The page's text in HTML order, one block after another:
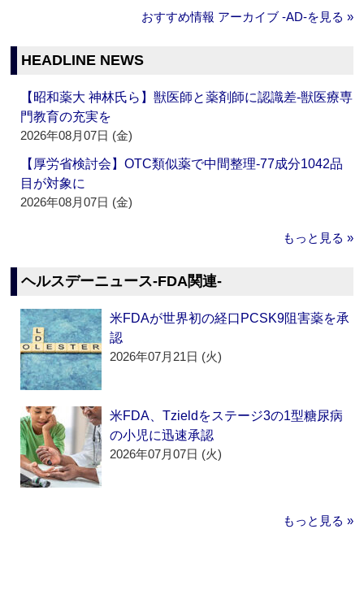
おすすめ情報 アーカイブ ‐AD‐を見る »
HEADLINE NEWS
【昭和薬大 神林氏ら】獣医師と薬剤師に認識差‐獣医療専
門教育の充実を
2026年08月07日 (金)
【厚労省検討会】OTC類似薬で中間整理‐77成分1042品
目が対象に
2026年08月07日 (金)
もっと見る »
ヘルスデーニュース‐FDA関連‐
米FDAが世界初の経口PCSK9阻害薬を承
認
2026年07月21日 (火)
米FDA、Tzieldをステージ3の1型糖尿病
の小児に迅速承認
2026年07月07日 (火)
もっと見る »